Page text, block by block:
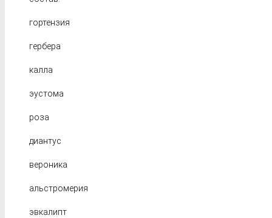
гортензия
гербера
калла
эустома
роза
диантус
вероника
альстромерия
эвкалипт